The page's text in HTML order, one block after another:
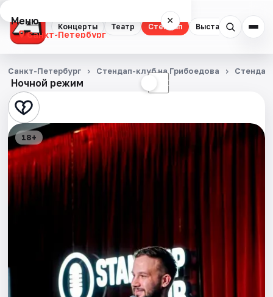
Концерты Театр Стендап Выставки
Меню ×
Санкт-Петербург
Концерты
Театр
Стендап
Выставки
Квесты
Ночной режим ☾
Санкт-Петербург Стендап-клуб на Грибоедова Стендап
18+